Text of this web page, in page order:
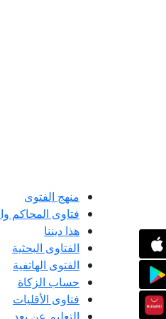
منهج الفتوى
فتاوى المحاكم
هذا ديننا
الفتاوى البحثية
الفتوى الهاتفية
حساب الزكاة
فتاوى الأقليات